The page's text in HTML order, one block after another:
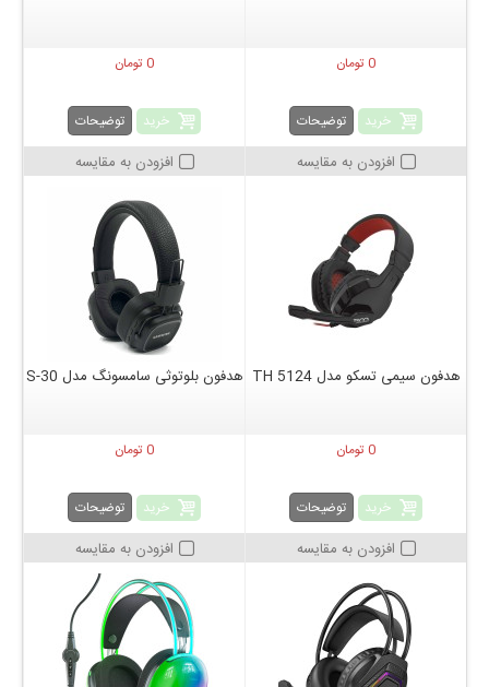
0 تومان
خرید توضیحات
افزودن به مقایسه
0 تومان
خرید توضیحات
افزودن به مقایسه
هدفون سیمی تسکو مدل TH 5124
0 تومان
خرید توضیحات
افزودن به مقایسه
هدفون بلوتوثی سامسونگ مدل S-30
0 تومان
خرید توضیحات
افزودن به مقایسه